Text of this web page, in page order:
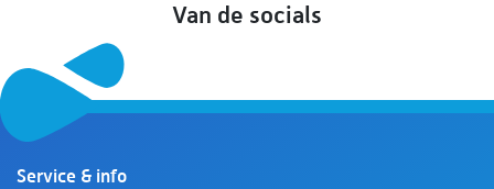
Van de socials
Service & info